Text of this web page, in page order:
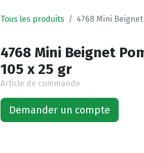
Tous les produits 4768 Mini
4768 Mini Beignet
105 x 25 gr
Article de commande
Demander un compte